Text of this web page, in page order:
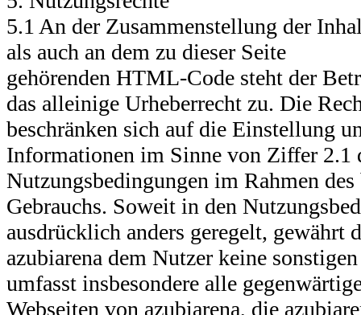
5.1 An der Zusammenstellung der
als auch an dem zu dieser Seite
gehörenden HTML-Code steht der
das alleinige Urheberrecht zu. Die
beschränken sich auf die Einstellung
Informationen im Sinne von Ziffer 2.1
Nutzungsbedingungen im Rahmen
Gebrauchs. Soweit in den
ausdrücklich anders geregelt, gewährt
azubiarena dem Nutzer keine
umfasst insbesondere alle
Webseiten von azubiarena, die